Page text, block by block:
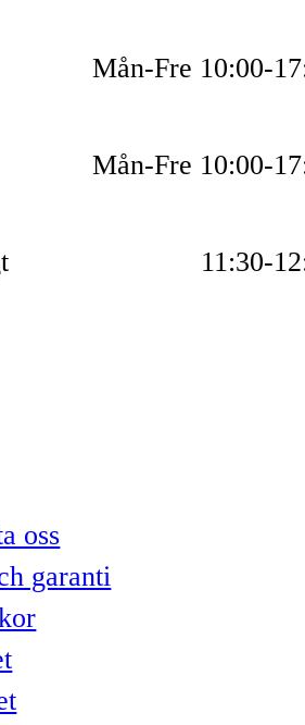
Mån-Fre 10:00-
Mån-Fre 10:00-
11:30-
oss
garanti